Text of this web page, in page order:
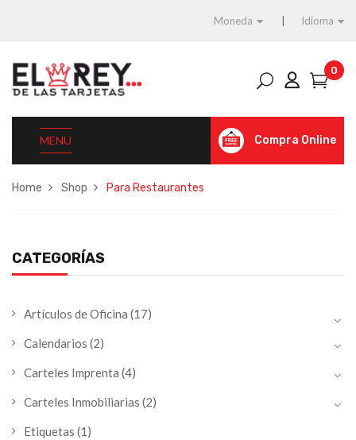
Moneda Idioma
0
MENU Compra Online
Home Shop Para Restaurantes
CATEGORÍAS
Artículos de Oficina (17)
Calendarios (2)
Carteles Imprenta (4)
Carteles Inmobiliarias (2)
Etiquetas (1)